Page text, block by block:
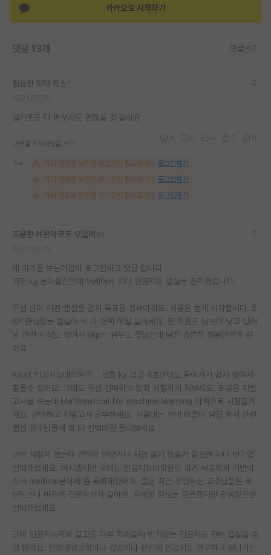
카카오로 시작하기
댓글 13개 댓글쓰기
집요한 피터 힉스
설카포도 다 써보셔도 괜찮을 것 같아요
대댓글 3개 대댓글 쓰기
해당 댓글을 보려면 로그인이 필요합니다. 로그인하기
해당 댓글을 보려면 로그인이 필요합니다. 로그인하기
해당 댓글을 보려면 로그인이 필요합니다. 로그인하기
조용한 레온하르트 오일러
제 과거를 보는거같아 로그인하고 댓글 답니다
저도 ky 문과출신인데 어케어케 자대 인공지능 랩실로 진학했습니다.
우선 님이 어떤 랩실을 갈지 목표를 정해야해요. 처음은 높게 시작합시다. S
KP 관심있는 랩실에 싹 다 컨택 메일 돌리세요. 전 학점도 님보다 낮고 딥러
닝 관련 지식도 적어서 skp는 엄두도 못냈는데 님은 충분히 해볼만한거 같
아요
Kaist 인공지능대학원은... 보통 ky 컴공 4초반대도 들어가기 쉽지 않아서
힘들수 있어요. 그래도 우선 컨택하고 입학 시험까지 쳐보세요. 포공은 지필
고사를 보는데 Mathmatical for machine learning 이책으로 시험칠거
에요. 컨택하고 지필고사 공부하세요. 서울대는 컨택 비중이 엄청 커서 관련
랩실 교수님들께 쏵 다 컨택메일 돌려보세요
만약 저렇게 했는데 컨택이 안됐거나 시험 붙기 힘들거 같으면 자대 인기랩
컨택해보세요. 아시겠지만 고대는 인공지능대학원이 과거 뇌공학과 기반이
라서 medical분야에 좀 특화돼있어요. 물론 최근 부임하신 교수님들은 로
보틱스나 비전쪽 전문이신거 같아요. 자세한 정보는 모르겠지만 관심있으면
컨택해보세요.
근데 인공지능학과 말고도 다른 학과들에 인기있는 인공지능 관련 랩실들 엄
청 많아요. 산업경영공학과나 컴공이나 전전에 인공지능 연구하고 잘나가는